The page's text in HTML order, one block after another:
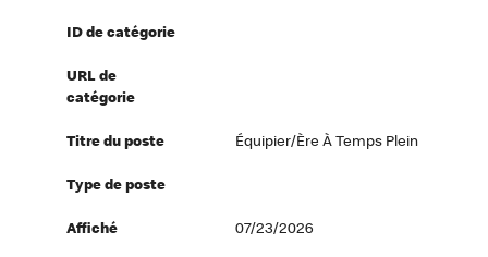
ID de catégorie
URL de
catégorie
Titre du poste Équipier/ère À Temps Plein
Type de poste
Affiché 07/23/2026